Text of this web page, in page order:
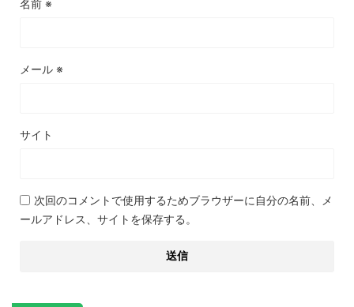
名前 ※
メール ※
サイト
次回のコメントで使用するためブラウザーに自分の名前、メ
ールアドレス、サイトを保存する。